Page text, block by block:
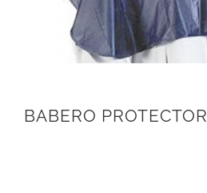
BABERO PROTECTOR